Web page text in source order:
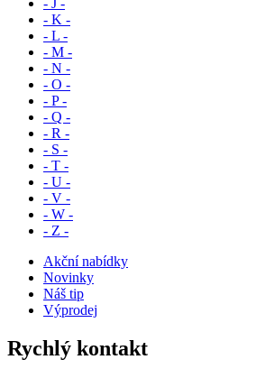
- J -
- K -
- L -
- M -
- N -
- O -
- P -
- Q -
- R -
- S -
- T -
- U -
- V -
- W -
- Z -
Akční nabídky
Novinky
Náš tip
Výprodej
Rychlý kontakt